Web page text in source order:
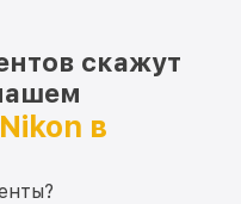
скажут
Nikon в